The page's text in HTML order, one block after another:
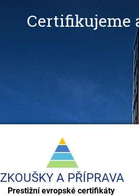
Certifikujeme
ZKOUŠKY A PŘÍPRAVA
Prestižní evropské certifikáty